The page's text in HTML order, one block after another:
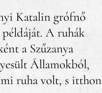
Katalin grófnő
példáját. A ruhák
a Szűzanya
Államokból,
ruha volt, s itthon